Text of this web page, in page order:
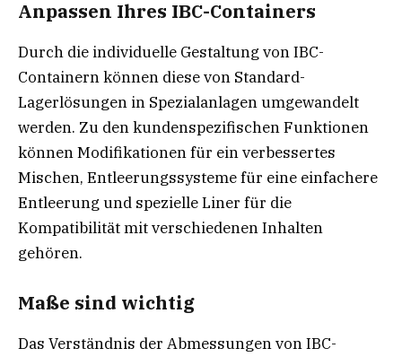
Anpassen Ihres IBC-Containers
Durch die individuelle Gestaltung von IBC-
Containern können diese von Standard-
Lagerlösungen in Spezialanlagen umgewandelt
werden. Zu den kundenspezifischen Funktionen
können Modifikationen für ein verbessertes
Mischen, Entleerungssysteme für eine einfachere
Entleerung und spezielle Liner für die
Kompatibilität mit verschiedenen Inhalten
gehören.
Maße sind wichtig
Das Verständnis der Abmessungen von IBC-